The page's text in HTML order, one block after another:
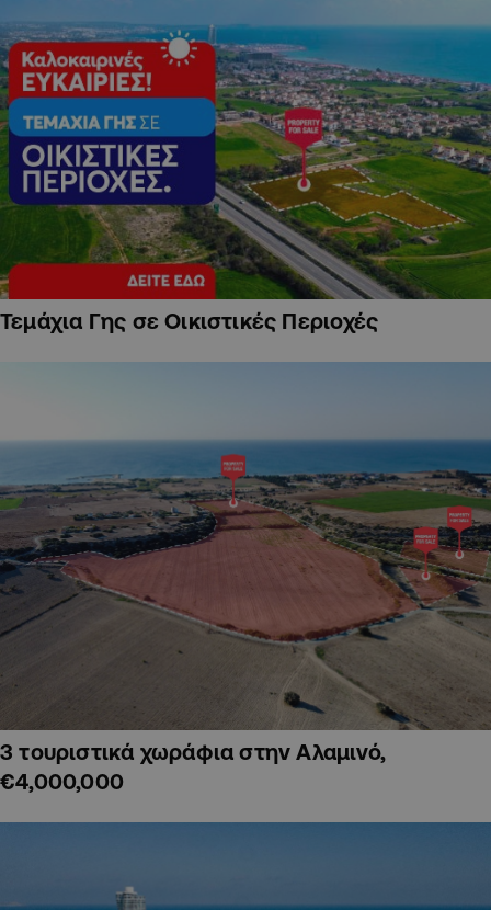
Τεμάχια Γης σε Οικιστικές Περιοχές
3 τουριστικά χωράφια στην Αλαμινό,
€4,000,000